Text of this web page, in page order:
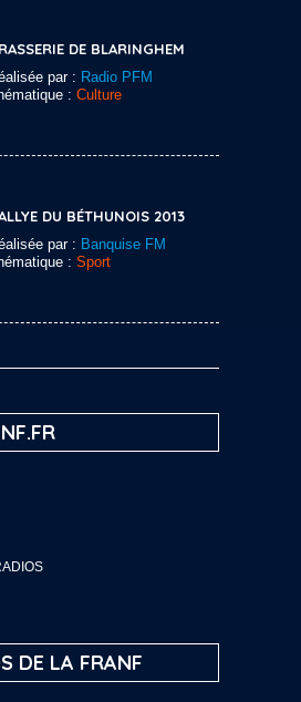
DE BLARINGHEM
par : Radio PFM
: Culture
DU BÉTHUNOIS 2013
par : Banquise FM
: Sport
DE LA FRANF